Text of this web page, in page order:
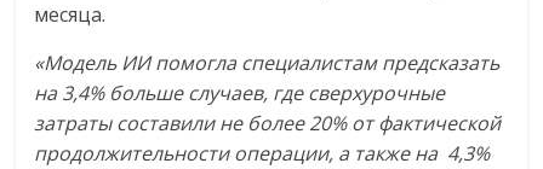
месяца.
«Модель ИИ помогла специалистам предсказать
на 3,4% больше случаев, где сверхурочные
затраты составили не более 20% от фактической
продолжительности операции, а также на 4,3%